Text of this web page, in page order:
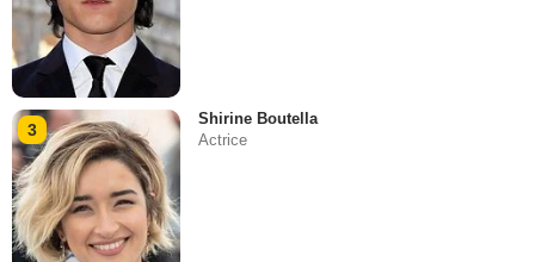
3
Shirine Boutella
Actrice